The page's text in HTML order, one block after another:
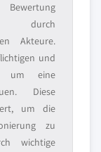
durch
Akteure.
und
um eine
Diese
um die
zu
wichtige